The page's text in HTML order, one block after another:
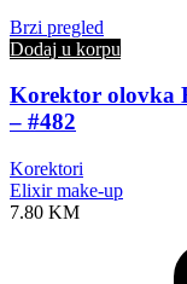
Brzi pregled
Dodaj u korpu
Korektor olovka
– #482
Korektori
Elixir make-up
7.80 KM